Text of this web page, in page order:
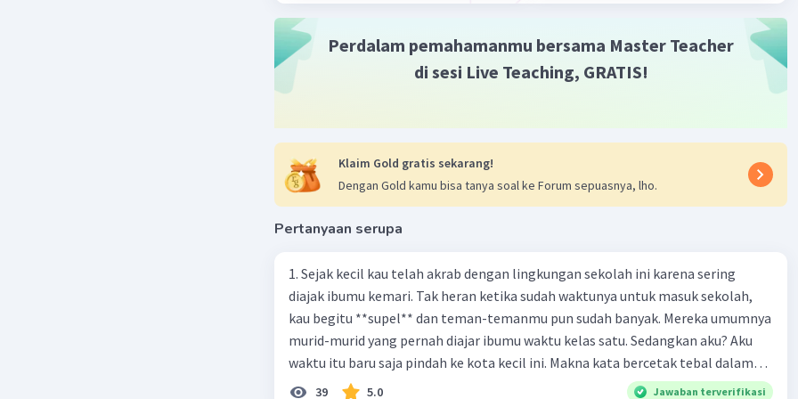
Terima kasih kak, tapi kenapa jawabannya ga C aja kak?
Perdalam pemahamanmu bersama Master Teacher
di sesi Live Teaching, GRATIS!
Klaim Gold gratis sekarang!
Dengan Gold kamu bisa tanya soal ke Forum sepuasnya, lho.
Pertanyaan serupa
1. Sejak kecil kau telah akrab dengan lingkungan sekolah ini karena sering
diajak ibumu kemari. Tak heran ketika sudah waktunya untuk masuk sekolah,
kau begitu **supel** dan teman-temanmu pun sudah banyak. Mereka umumnya
murid-murid yang pernah diajar ibumu waktu kelas satu. Sedangkan aku? Aku
waktu itu baru saja pindah ke kota kecil ini. Makna kata bercetak tebal dalam
kutipan cerpen tersebut adalah .... A. ramah C. santun B. sopan D. baik
39 5.0 Jawaban terverifikasi